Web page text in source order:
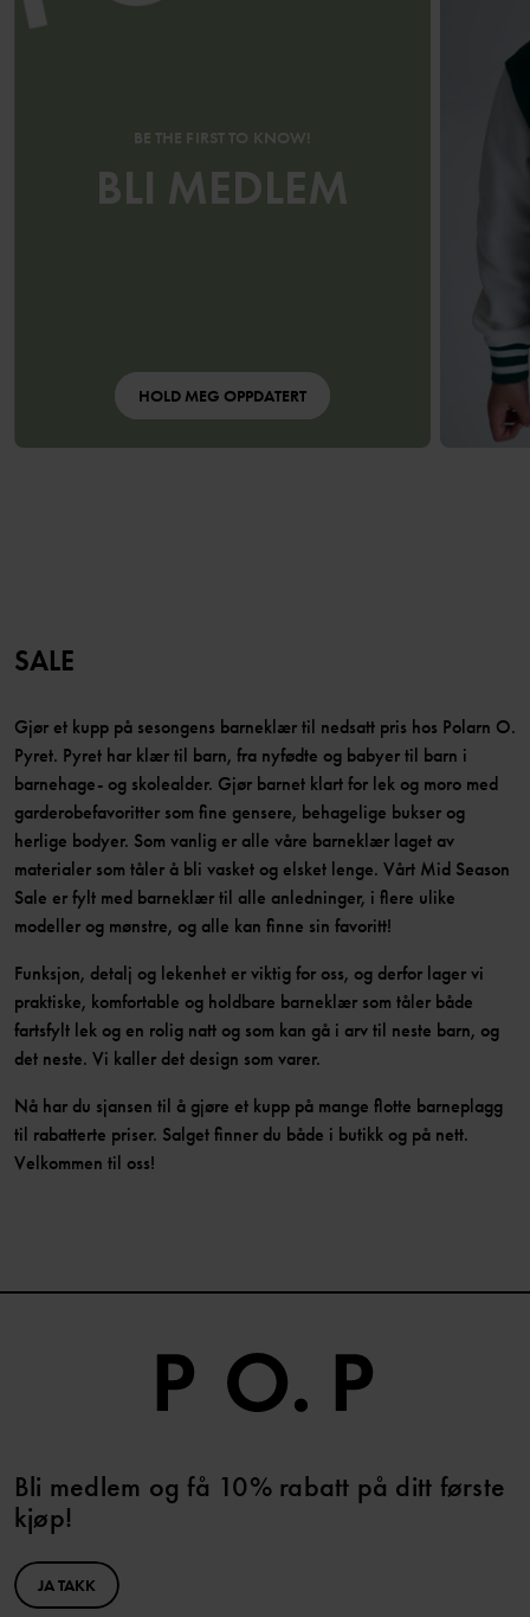
BE THE FIRST TO KNOW!
BLI MEDLEM
HOLD MEG OPPDATERT
SALE
Gjør et kupp på sesongens barneklær til nedsatt pris hos Polarn O.
Pyret. Pyret har klær til barn, fra nyfødte og babyer til barn i
barnehage- og skolealder. Gjør barnet klart for lek og moro med
garderobefavoritter som fine gensere, behagelige bukser og
herlige bodyer. Som vanlig er alle våre barneklær laget av
materialer som tåler å bli vasket og elsket lenge. Vårt Mid Season
Sale er fylt med barneklær til alle anledninger, i flere ulike
modeller og mønstre, og alle kan finne sin favoritt!
Funksjon, detalj og lekenhet er viktig for oss, og derfor lager vi
praktiske, komfortable og holdbare barneklær som tåler både
fartsfylt lek og en rolig natt og som kan gå i arv til neste barn, og
det neste. Vi kaller det design som varer.
Nå har du sjansen til å gjøre et kupp på mange flotte barneplagg
til rabatterte priser. Salget finner du både i butikk og på nett.
Velkommen til oss!
Bli medlem og få 10% rabatt på ditt første
kjøp!
JA TAKK